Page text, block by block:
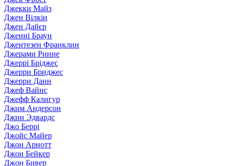
Джекки Майз
Джен Вілкін
Джен Дайєр
Дженні Браун
Джентезен Франклин
Джерами Ринне
Джеррі Бріджес
Джерри Бриджес
Джерри Данн
Джеф Вайнс
Джефф Калигур
Джим Андерсон
Джин Эдвардс
Джо Беррі
Джойс Майер
Джон Арнотт
Джон Бейкер
Джон Бивер